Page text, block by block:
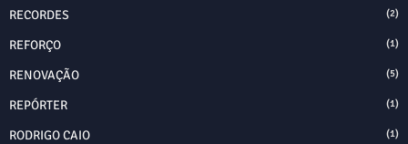
RECORDES (2)
REFORÇO (1)
RENOVAÇÃO (5)
REPÓRTER (1)
RODRIGO CAIO (1)